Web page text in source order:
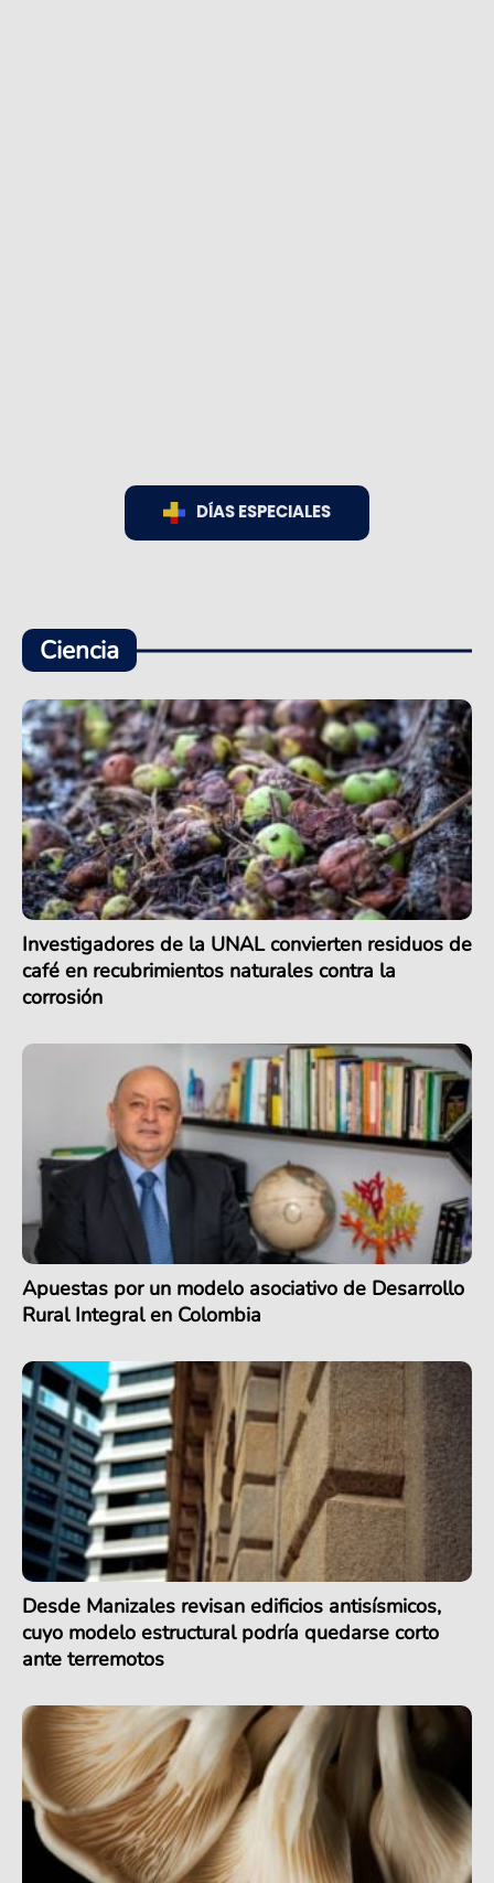
DÍAS ESPECIALES
Ciencia
Investigadores de la UNAL convierten residuos de
café en recubrimientos naturales contra la
corrosión
Apuestas por un modelo asociativo de Desarrollo
Rural Integral en Colombia
Desde Manizales revisan edificios antisísmicos,
cuyo modelo estructural podría quedarse corto
ante terremotos